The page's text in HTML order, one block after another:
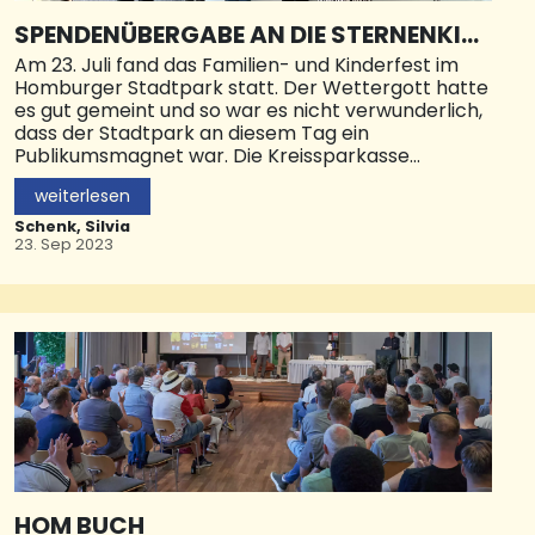
SPENDENÜBERGABE AN DIE STERNENKIN
DER HOMBURG
Am 23. Juli fand das Familien- und Kinderfest im
Homburger Stadtpark statt. Der Wettergott hatte
es gut gemeint und so war es nicht verwunderlich,
dass der Stadtpark an diesem Tag ein
Publikumsmagnet war. Die Kreissparkasse
Saarpfalz war wieder mit verschiedenen
Attraktionen vor Ort dabei.
Das kostenlose Malangebot von kleinen
Beliebtheit, aber auch das Glücksrad stand bis in
die frühen Abendstunden nicht still und die
Popcorn-Maschine war im Dauereinsatz. Die
Einnahmen aus den beiden kostenpflichtigen
Angeboten, Glücksrad und Popcorn-Verkauf,
wurden, wie auch in den vergangenen Jahren
gespendet. In diesem Jahr durften sich die
„Sternenkinder Homburg“ über den sensationellen
Betrag von 2.159,50 Euro freuen. In einer kleinen
Feierstunde überreichten die beiden
Sparkassendirektoren Armin Reinke und Stefan
weiterlesen
Schenk, Silvia
23. Sep 2023
HOM BUCH